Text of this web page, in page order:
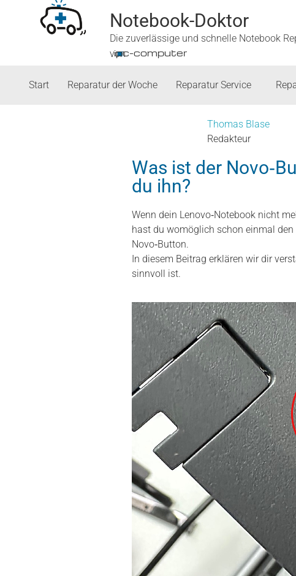
Notebook-Doktor
Die zuverlässige und schnelle Notebook
von
■
ipc-computer
Start Reparatur der Woche Reparatur Service
Thomas Blase
Redakteur
Was ist der
du ihn?
Wenn dein Lenovo‑Notebook nicht
hast du womöglich schon einmal
Novo‑Button.
In diesem Beitrag erklären wir dir
sinnvoll ist.